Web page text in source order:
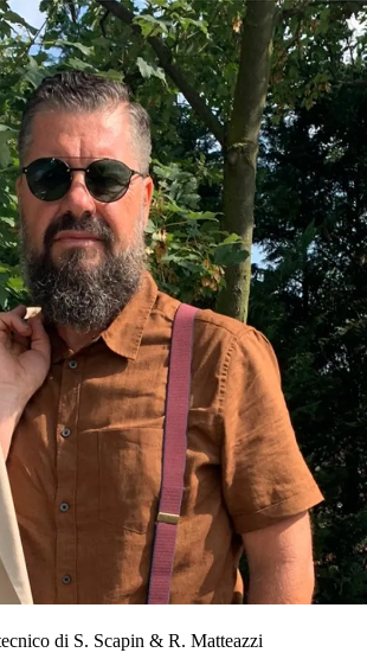
di S. Scapin & R. Matteazzi